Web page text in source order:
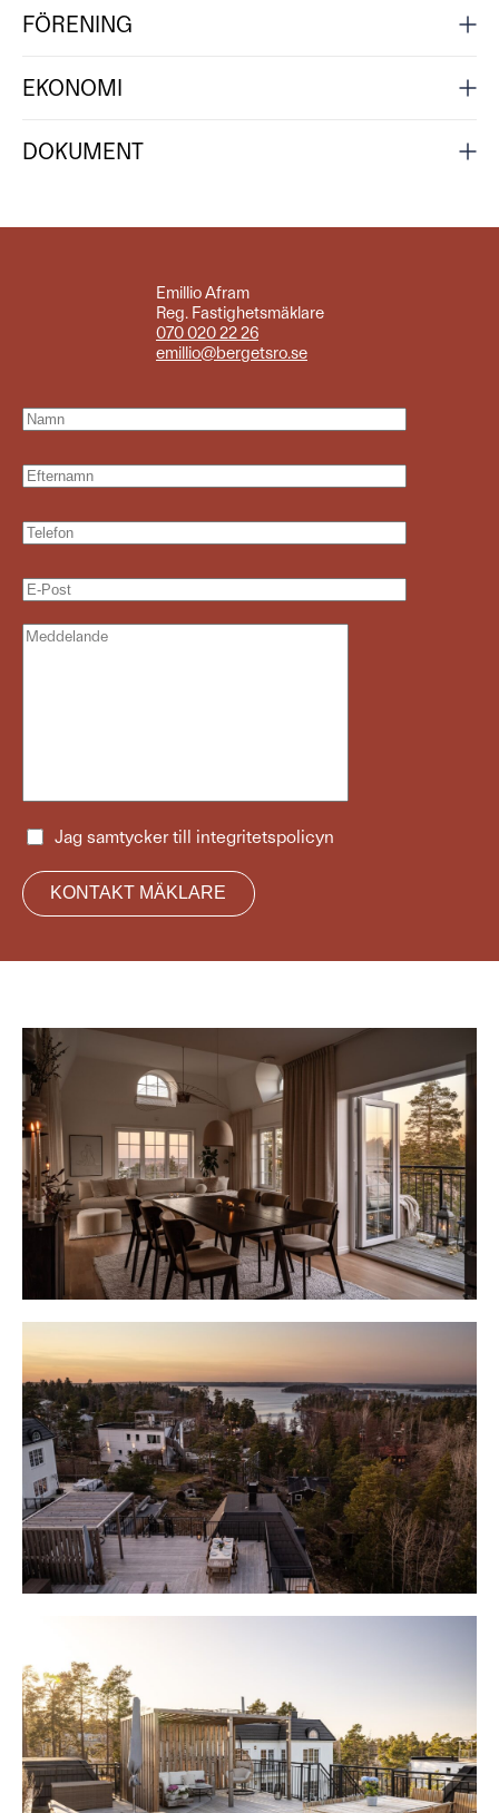
FÖRENING
EKONOMI
DOKUMENT
Emillio Afram
Reg. Fastighetsmäklare
070 020 22 26
emillio@bergetsro.se
Jag samtycker till integritetspolicyn